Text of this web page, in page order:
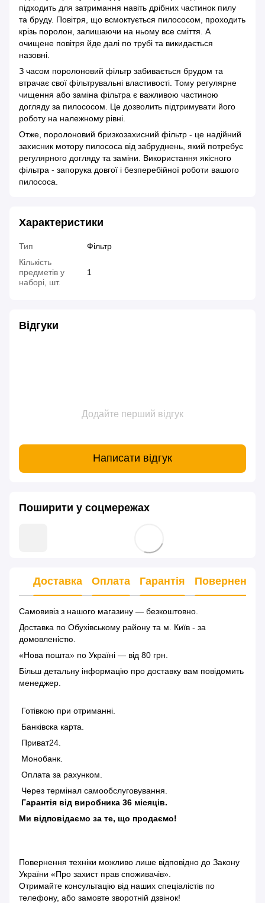
підходить для затримання навіть дрібних частинок пилу
та бруду. Повітря, що всмоктується пилососом, проходить
крізь поролон, залишаючи на ньому все сміття. А
очищене повітря йде далі по трубі та викидається
назовні.
З часом поролоновий фільтр забивається брудом та
втрачає свої фільтрувальні властивості. Тому регулярне
чищення або заміна фільтра є важливою частиною
догляду за пилососом. Це дозволить підтримувати його
роботу на належному рівні.
Отже, поролоновий бризкозахисний фільтр - це надійний
захисник мотору пилососа від забруднень, який потребує
регулярного догляду та заміни. Використання якісного
фільтра - запорука довгої і безперебійної роботи вашого
пилососа.
Характеристики
Тип
Фільтр
Кількість
предметів у
наборі, шт.
1
Відгуки
Додайте перший відгук
Написати відгук
Поширити у соцмережах
Доставка Оплата Гарантія Повернення
Самовивіз з нашого магазину — безкоштовно.
Доставка по Обухівському району та м. Київ - за
домовленістю.
«Нова пошта» по Україні — від 80 грн.
Більш детальну інформацію про доставку вам повідомить
менеджер.
Готівкою при отриманні.
Банківска карта.
Приват24.
Монобанк.
Оплата за рахунком.
Через термінал самообслуговування.
Гарантія від виробника 36 місяців.
Ми відповідаємо за те, що продаємо!
Повернення техніки можливо лише відповідно до Закону
України «Про захист прав споживачів»
Отримайте консультацію від наших спеціалістів по
телефону, або замовте зворотній дзвінок!